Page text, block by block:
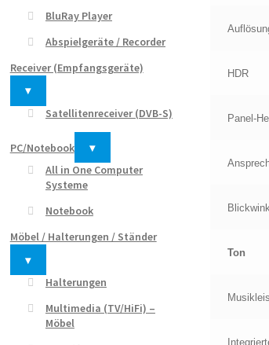
HDR
Panel-
Ton
BluRay Player
Abspielgeräte / Recorder
Receiver (Empfangsgeräte)
▾
Satellitenreceiver (DVB-S)
PC/Notebook
▾
All in One Computer
Systeme
Notebook
Möbel / Halterungen / Ständer
▾
Halterungen
Multimedia (TV/HiFi) –
Möbel